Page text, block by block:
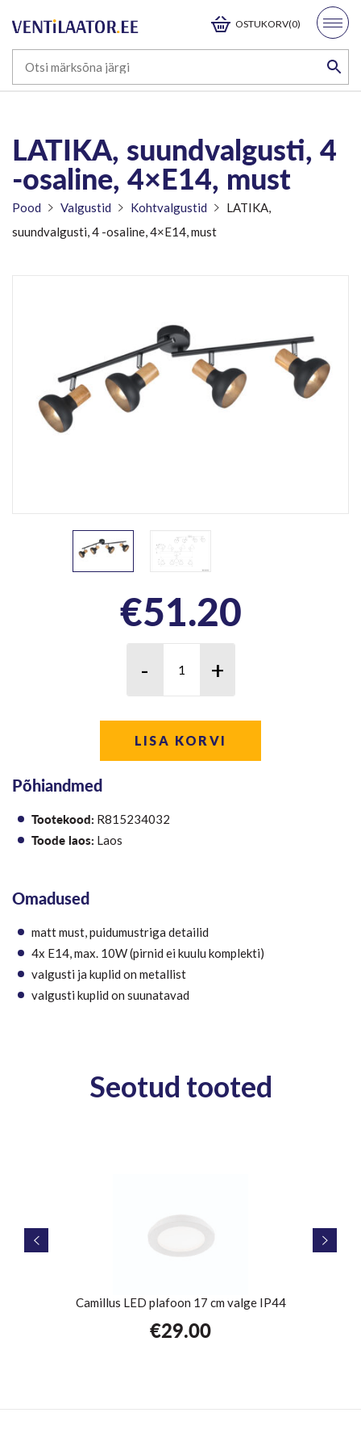
OSTUKORV(0)
LATIKA, suundvalgusti, 4
-osaline, 4×E14, must
Pood Valgustid Kohtvalgustid
LATIKA,
suundvalgusti, 4 -osaline, 4×E14, must
Põhiandmed
Tootekood: R815234032
Toode laos: Laos
€51.20
LISA KORVI
Omadused
matt must, puidumustriga detailid
4x E14, max. 10W (pirnid ei kuulu komplekti)
valgusti ja kuplid on metallist
valgusti kuplid on suunatavad
Seotud tooted
Camillus LED plafoon 17 cm valge IP44
€29.00